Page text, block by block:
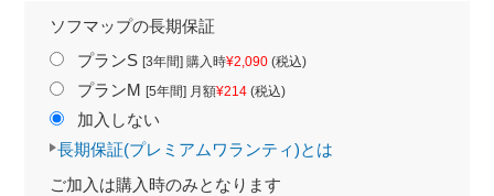
ソフマップの長期保証
プランS [3年間] 購入時¥2,090(税込)
プランM [5年間] 月額¥214(税込)
加入しない
長期保証(プレミアムワランティ)とは
ご加入は購入時のみとなります